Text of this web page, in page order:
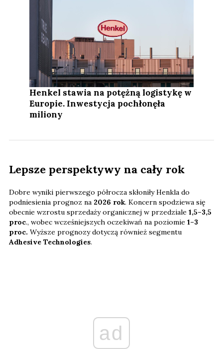
Henkel stawia na potężną logistykę w
Europie. Inwestycja pochłonęła
miliony
Lepsze perspektywy na cały rok
Dobre wyniki pierwszego półrocza skłoniły Henkla do
podniesienia prognoz na 2026 rok. Koncern spodziewa się
obecnie wzrostu sprzedaży organicznej w przedziale 1,5–3,5
proc., wobec wcześniejszych oczekiwań na poziomie 1–3
proc. Wyższe prognozy dotyczą również segmentu
Adhesive Technologies.
ad